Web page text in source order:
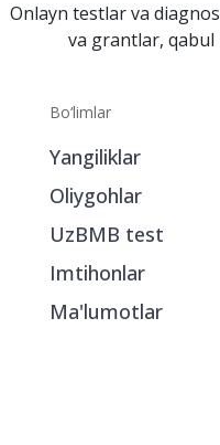
Onlayn testlar va
va grantlar,
Bo‘limlar
Yangiliklar
Oliygohlar
UzBMB test
Imtihonlar
Ma'lumotlar